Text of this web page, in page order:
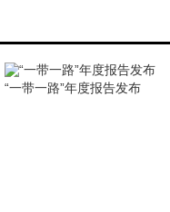
“一带一路”年度报告发布